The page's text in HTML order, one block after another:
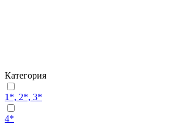
Категория
1*, 2*, 3*
4*